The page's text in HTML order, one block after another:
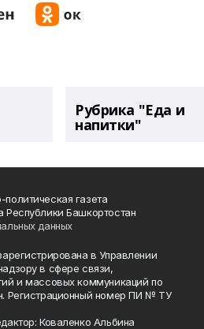
Рубрика "Еда и
напитки"
газета
Республики Башкортостан
данных
в Управлении
в сфере связи,
и массовых коммуникаций по
Регистрационный номер ПИ № ТУ
Коваленко Альбина